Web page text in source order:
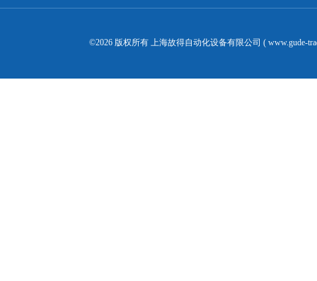
©2026 版权所有 上海故得自动化设备有限公司 ( www.gude-